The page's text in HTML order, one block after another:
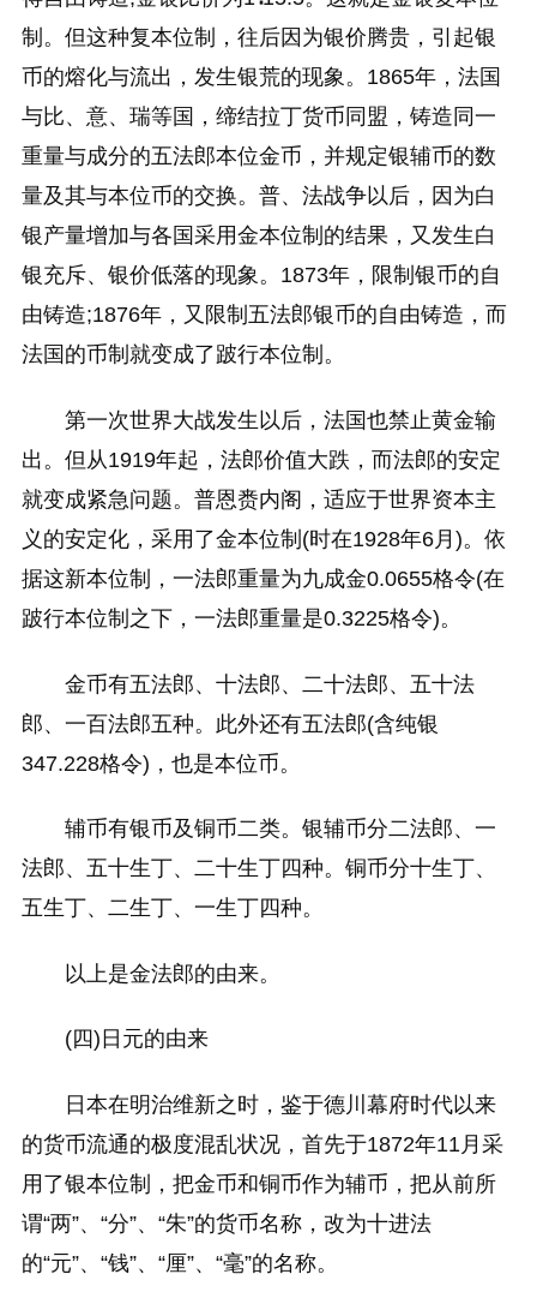
制。但这种复本位制，往后因为银价腾贵，引起银
币的熔化与流出，发生银荒的现象。1865年，法国
与比、意、瑞等国，缔结拉丁货币同盟，铸造同一
重量与成分的五法郎本位金币，并规定银辅币的数
量及其与本位币的交换。普、法战争以后，因为白
银产量增加与各国采用金本位制的结果，又发生白
银充斥、银价低落的现象。1873年，限制银币的自
由铸造;1876年，又限制五法郎银币的自由铸造，而
法国的币制就变成了跛行本位制。
第一次世界大战发生以后，法国也禁止黄金输
出。但从1919年起，法郎价值大跌，而法郎的安定
就变成紧急问题。普恩赉内阁，适应于世界资本主
义的安定化，采用了金本位制(时在1928年6月)。依
据这新本位制，一法郎重量为九成金0.0655格令(在
跛行本位制之下，一法郎重量是0.3225格令)。
金币有五法郎、十法郎、二十法郎、五十法
郎、一百法郎五种。此外还有五法郎(含纯银
347.228格令)，也是本位币。
辅币有银币及铜币二类。银辅币分二法郎、一
法郎、五十生丁、二十生丁四种。铜币分十生丁、
五生丁、二生丁、一生丁四种。
以上是金法郎的由来。
(四)日元的由来
日本在明治维新之时，鉴于德川幕府时代以来
的货币流通的极度混乱状况，首先于1872年11月采
用了银本位制，把金币和铜币作为辅币，把从前所
谓“两”、“分”、“朱”的货币名称，改为十进法
的“元”、“钱”、“厘”、“毫”的名称。